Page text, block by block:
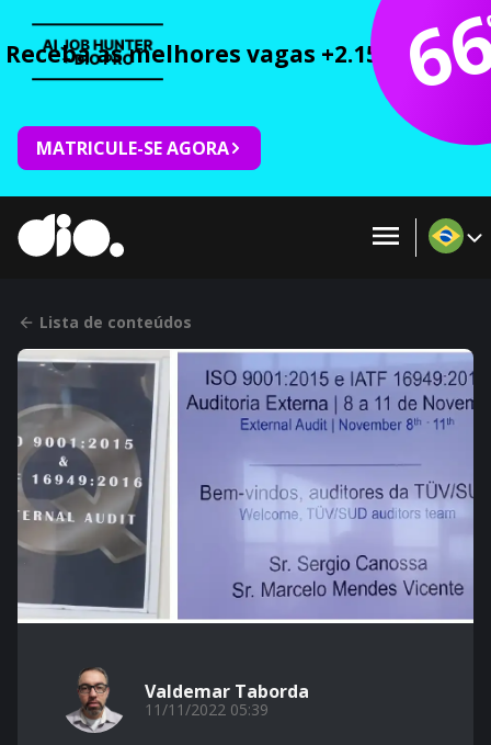
Receba as melhores vagas +2.150 cursos
MATRICULE-SE AGORA
Lista de conteúdos
Valdemar Taborda
11/11/2022 05:39